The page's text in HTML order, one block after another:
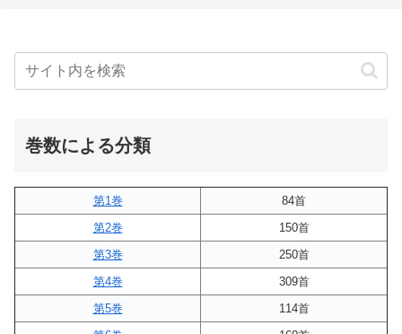
巻数による分類
第1巻
84首
第2巻
150首
第3巻
250首
第4巻
309首
第5巻
114首